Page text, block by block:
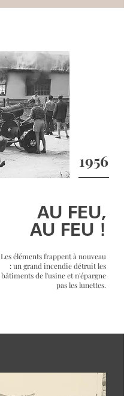
1956
AU FEU,
AU FEU !
Les éléments frappent à nouveau
: un grand incendie détruit les
bâtiments de l'usine et n'épargne
pas les lunettes.